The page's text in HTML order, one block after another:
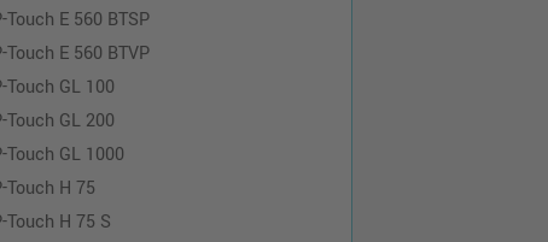
Touch E 560 BTSP
Touch E 560 BTVP
Touch GL 100
Touch GL 200
Touch GL 1000
Touch H 75
Touch H 75 S